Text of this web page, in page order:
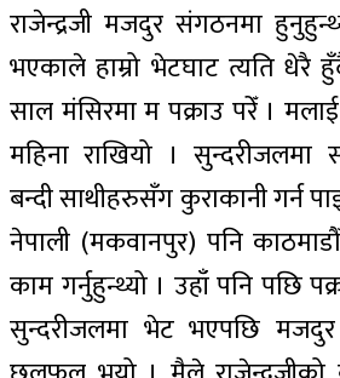
राजेन्द्रजी मजदुर संगठनमा
भएकाले हाम्रो भेटघाट त्यति धेरै
साल मंसिरमा म पक्राउ परेँ ।
महिना राखियो । सुन्दरीजलमा
बन्दी साथीहरुसँग कुराकानी गर्न
नेपाली (मकवानपुर) पनि
काम गर्नुहुन्थ्यो । उहाँ पनि पछि
सुन्दरीजलमा भेट भएपछि